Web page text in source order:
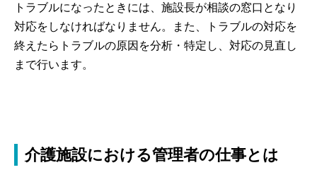
トラブルになったときには、施設長が相談の窓口となり
対応をしなければなりません。また、トラブルの対応を
終えたらトラブルの原因を分析・特定し、対応の見直し
まで行います。
介護施設における管理者の仕事とは